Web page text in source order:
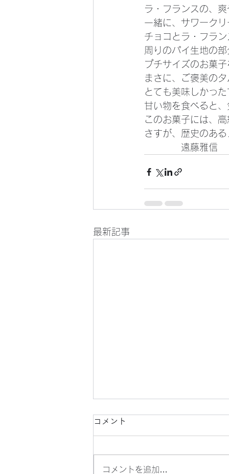
ラ・フランスの、
一緒に、サワーク
チョコとラ・フラ
周りのパイ生地の
プチサイズのお菓
まさに、ご褒美の
とても美味しかっ
甘い物を食べると
このお菓子には、
さすが、歴史のあ
遠藤雅信
最新記事
コメント
コメントを追加…